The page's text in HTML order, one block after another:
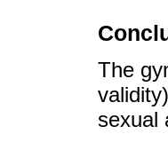
The
sexual